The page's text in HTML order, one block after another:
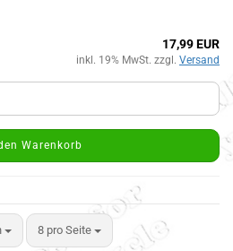
17,99 EUR
inkl. 19% MwSt. zzgl. Versand
Warenkorb
8 pro Seite